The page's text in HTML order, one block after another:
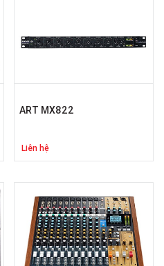
ART MX822
Liên hệ